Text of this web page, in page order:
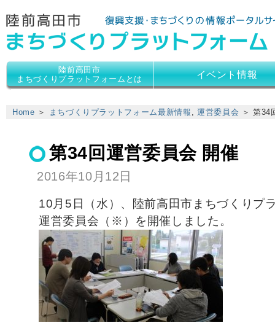
陸前高田市
まちづくりプラットフォームとは
イベント情報
Home ＞ まちづくりプラットフォーム最新情報 , 運営委員会 ＞ 第34
第34回運営委員会 開催
2016年10月12日
10月5日（水）、陸前高田市まちづくりプ
運営委員会（※）を開催しました。